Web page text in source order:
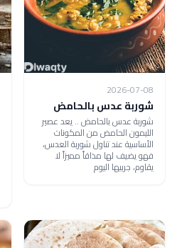
2026-07-08
شوربة عدس بالحامض
شوربة عدس بالحامض .. يعد عصير
الليمون الحامض من المكونات
الأساسية عند تناول شوربة العدس،
فهو يضيف لها مذاقاً مميزاً لا
يقاوم، جربيها اليوم